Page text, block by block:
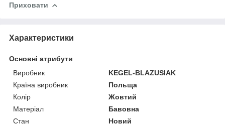
Приховати
Характеристики
Основні атрибути
Виробник
KEGEL-BLAZUSIAK
Країна виробник
Польща
Колір
Жовтий
Матеріал
Бавовна
Стан
Новий